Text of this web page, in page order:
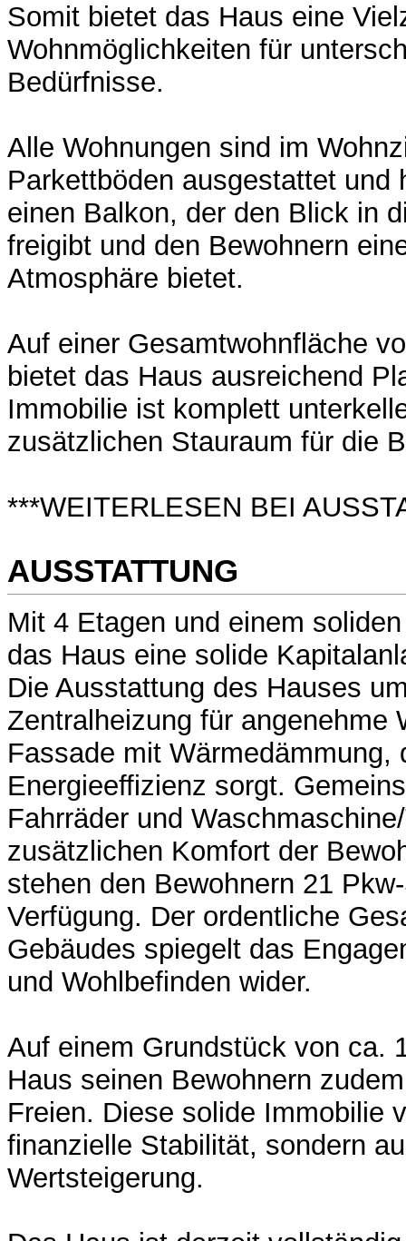
Somit bietet das Haus eine
Wohnmöglichkeiten für
Bedürfnisse.
Alle Wohnungen sind im
Parkettböden ausgestattet und
einen Balkon, der den Blick in
freigibt und den Bewohnern
Atmosphäre bietet.
Auf einer Gesamtwohnfläche
bietet das Haus ausreichend
Immobilie ist komplett
zusätzlichen Stauraum für die
***WEITERLESEN BEI
AUSSTATTUNG
Mit 4 Etagen und einem
das Haus eine solide
Die Ausstattung des Hauses
Zentralheizung für angenehme
Fassade mit Wärmedämmung,
Energieeffizienz sorgt.
Fahrräder und
zusätzlichen Komfort der
stehen den Bewohnern 21
Verfügung. Der ordentliche
Gebäudes spiegelt das
und Wohlbefinden wider.
Auf einem Grundstück von ca.
Haus seinen Bewohnern
Freien. Diese solide Immobilie
finanzielle Stabilität, sondern
Wertsteigerung.